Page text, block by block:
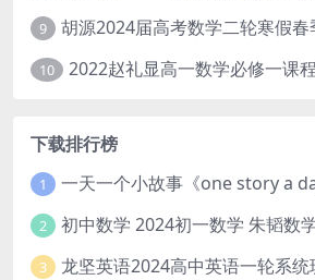
9
10
下载排行榜
1
2
3 龙坚英语2024高中英语一轮系